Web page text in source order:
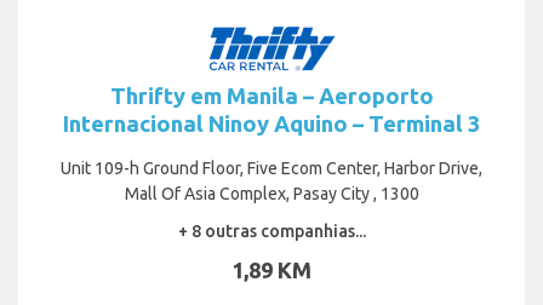
Thrifty em Manila – Aeroporto
Internacional Ninoy Aquino – Terminal 3
Unit 109-h Ground Floor, Five Ecom Center, Harbor Drive,
Mall Of Asia Complex, Pasay City , 1300
+ 8 outras companhias...
1,89 KM